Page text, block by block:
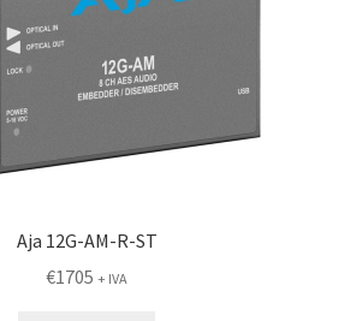
Aja 12G-AM-R-ST
€1705 + IVA